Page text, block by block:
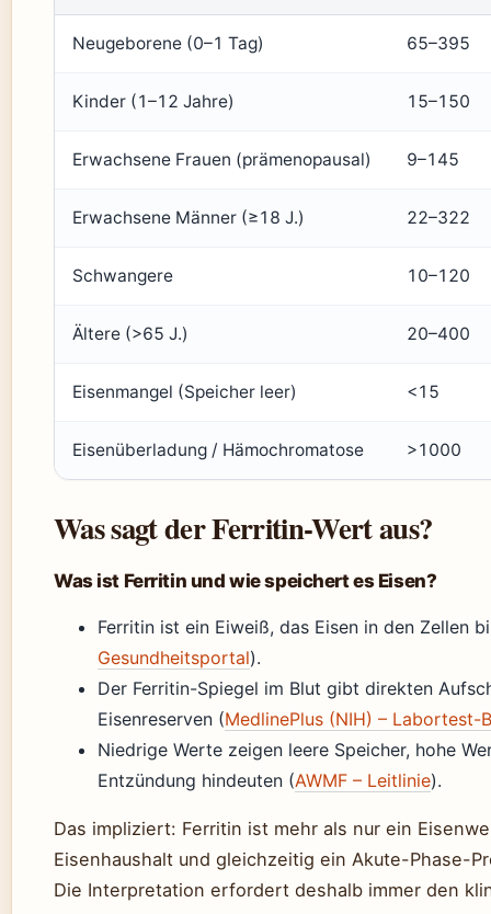
Neugeborene (0–1 Tag) 65–395
Kinder (1–12 Jahre) 15–150
Erwachsene Frauen (prämenopausal) 9–145
Erwachsene Männer (≥18 J.) 22–322
Schwangere 10–120
Ältere (>65 J.) 20–400
Eisenmangel (Speicher leer) <15
Eisenüberladung / Hämochromatose >1000
Was sagt der Ferritin-Wert aus?
Was ist Ferritin und wie speichert es Eisen?
Ferritin ist ein Eiweiß, das Eisen in den Zellen
Gesundheitsportal).
Der Ferritin-Spiegel im Blut gibt direkten
Eisenreserven (MedlinePlus (NIH) – Labortest-
Niedrige Werte zeigen leere Speicher, hohe
Entzündung hindeuten (AWMF – Leitlinie).
Das impliziert: Ferritin ist mehr als nur ein
Eisenhaushalt und gleichzeitig ein Akute-Phase-
Die Interpretation erfordert deshalb immer den